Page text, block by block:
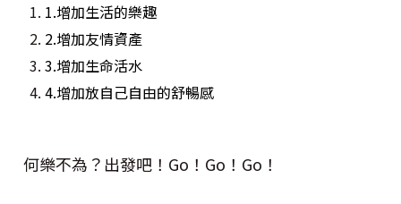
1.增加生活的樂趣
2.增加友情資產
3.增加生命活水
4.增加放自己自由的舒暢感
何樂不為？出發吧！Go！Go！Go！